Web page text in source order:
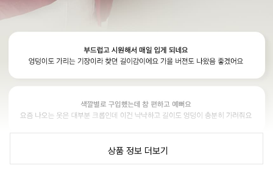
상품 정보 더보기